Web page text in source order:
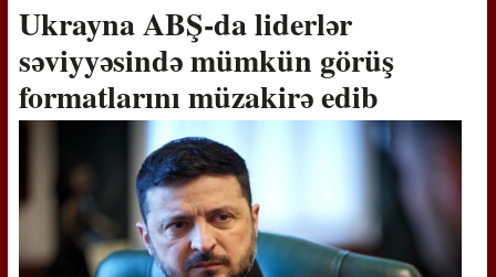
Ukrayna ABŞ-da liderlər
səviyyəsində mümkün görüş
formatlarını müzakirə edib